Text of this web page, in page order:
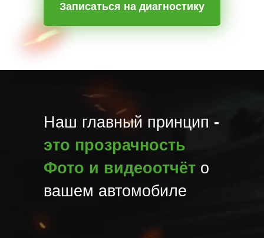
Записаться на диагностику
Наш главный принцип -
это прозрачность
Фото и видеоотчёт о
вашем автомобиле